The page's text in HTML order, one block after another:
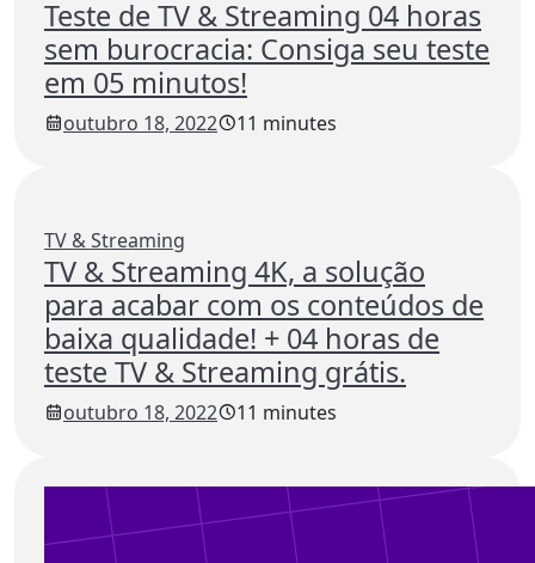
Teste de TV & Streaming 04 horas
sem burocracia: Consiga seu teste
em 05 minutos!
outubro 18, 2022 11 minutes
TV & Streaming
TV & Streaming 4K, a solução
para acabar com os conteúdos de
baixa qualidade! + 04 horas de
teste TV & Streaming grátis.
outubro 18, 2022 11 minutes